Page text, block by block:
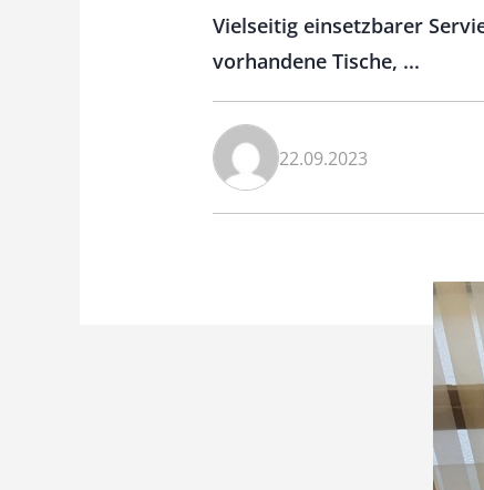
Vielseitig einsetzbarer
vorhandene Tische, ...
22.09.2023